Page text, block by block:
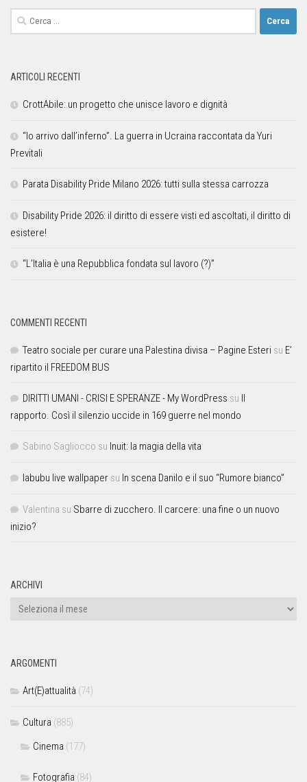
ARTICOLI RECENTI
CrottAbile: un progetto che unisce lavoro e dignità
“Io arrivo dall’inferno”. La guerra in Ucraina raccontata da Yuri
Previtali
Parata Disability Pride Milano 2026: tutti sulla stessa carrozza
Disability Pride 2026: il diritto di essere visti ed ascoltati, il diritto di
esistere!
“L’Italia è una Repubblica fondata sul lavoro (?)”
COMMENTI RECENTI
Teatro sociale per curare una Palestina divisa – Pagine Esteri su E’
ripartito il FREEDOM BUS
DIRITTI UMANI - CRISI E SPERANZE - My WordPress su Il
rapporto. Così il silenzio uccide in 169 guerre nel mondo
Sabino Sagliocco su Inuit: la magia della vita
labubu live wallpaper su In scena Danilo e il suo “Rumore bianco”
Valentina su Sbarre di zucchero. Il carcere: una fine o un nuovo
inizio?
ARCHIVI
ARGOMENTI
Art(E)attualità (74)
Cultura (885)
Cinema (177)
Fotografia (84)